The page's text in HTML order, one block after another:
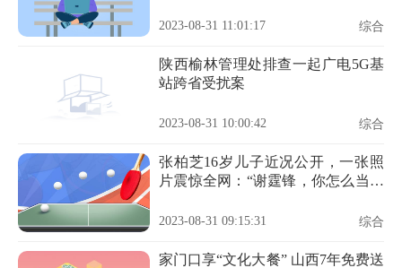
2023-08-31 11:01:17 综合
陕西榆林管理处排查一起广电5G基
站跨省受扰案
2023-08-31 10:00:42 综合
张柏芝16岁儿子近况公开，一张照
片震惊全网：“谢霆锋，你怎么当爸
2023-08-31 09:15:31 综合
家门口享“文化大餐” 山西7年免费送